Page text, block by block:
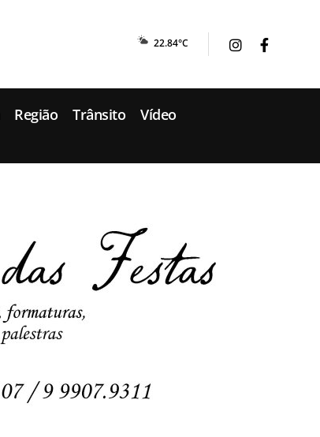
22.84°C
Região Trânsito
Vídeo